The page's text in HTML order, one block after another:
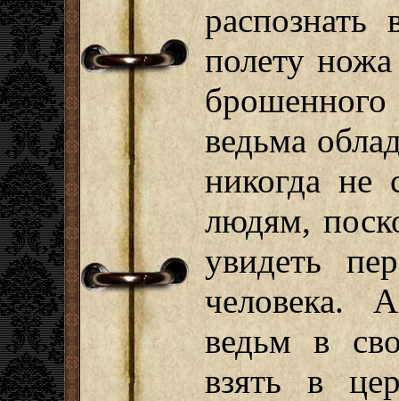
распознать
полету
ведьма
никогда не
людям,
увидеть
человека.
ведьм в
взять в